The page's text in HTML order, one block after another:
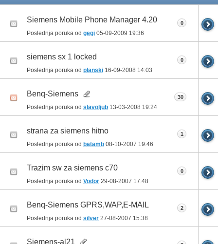
Siemens Mobile Phone Manager 4.20
Poslednja poruka od gegi 05-09-2009 19:36
0
siemens sx 1 locked
Poslednja poruka od planski 16-09-2008 14:03
0
Benq-Siemens
Poslednja poruka od slavoljub 13-03-2008 19:24
30
strana za siemens hitno
Poslednja poruka od batamb 08-10-2007 19:46
1
Trazim sw za siemens c70
Poslednja poruka od Vodor 29-08-2007 17:48
0
Benq-Siemens GPRS,WAP,E-MAIL
Poslednja poruka od silver 27-08-2007 15:38
2
Siemens-al21